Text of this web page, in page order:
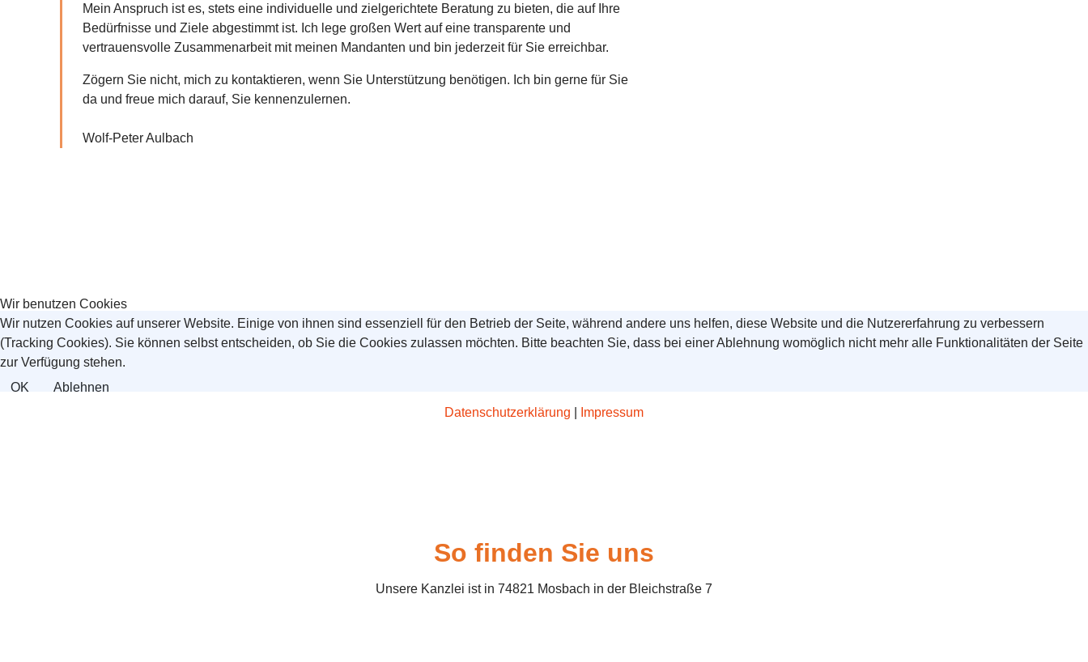
Mein Anspruch ist es, stets eine individuelle und zielgerichtete Beratung zu bieten, die auf Ihre
Bedürfnisse und Ziele abgestimmt ist. Ich lege großen Wert auf eine transparente und
vertrauensvolle Zusammenarbeit mit meinen Mandanten und bin jederzeit für Sie erreichbar.
Zögern Sie nicht, mich zu kontaktieren, wenn Sie Unterstützung benötigen. Ich bin gerne für Sie
da und freue mich darauf, Sie kennenzulernen.
Wolf-Peter Aulbach
So finden Sie uns
Unsere Kanzlei ist in 74821 Mosbach in der Bleichstraße 7
Wir benutzen Cookies
Wir nutzen Cookies auf unserer Website. Einige von ihnen sind essenziell für den Betrieb der Seite, während andere uns helfen, diese Website und die Nutzererfahrung zu verbessern
(Tracking Cookies). Sie können selbst entscheiden, ob Sie die Cookies zulassen möchten. Bitte beachten Sie, dass bei einer Ablehnung womöglich nicht mehr alle Funktionalitäten der Seite
zur Verfügung stehen.
OK
Ablehnen
Datenschutzerklärung
Impressum